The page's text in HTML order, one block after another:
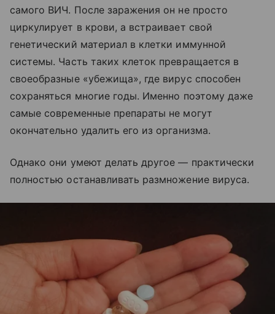
самого ВИЧ. После заражения он не просто
циркулирует в крови, а встраивает свой
генетический материал в клетки иммунной
системы. Часть таких клеток превращается в
своеобразные «убежища», где вирус способен
сохраняться многие годы. Именно поэтому даже
самые современные препараты не могут
окончательно удалить его из организма.
Однако они умеют делать другое — практически
полностью останавливать размножение вируса.